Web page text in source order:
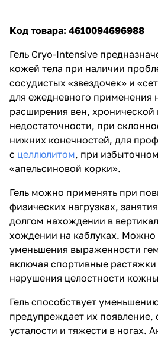
Код товара: 4610094696988
Гель Cryo-Intensive
кожей тела при наличии
сосудистых «звездочек» и
для ежедневного применения
расширения вен, хронической
недостаточности, при
нижних конечностей, для
с целлюлитом, при
«апельсиновой корки».
Гель можно применять при
физических нагрузках,
долгом нахождении в
хождении на каблуках. Можно
уменьшения выраженности
включая спортивные
нарушения целостности
Гель способствует
предупреждает их появление,
усталости и тяжести в ногах.